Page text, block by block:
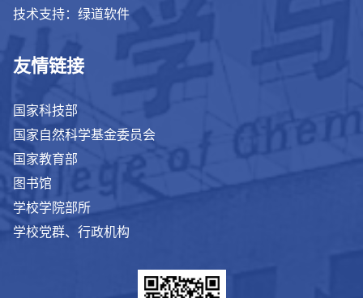
技术支持：绿道软件
友情链接
国家科技部
国家自然科学基金委员会
国家教育部
图书馆
学校学院部所
学校党群、行政机构